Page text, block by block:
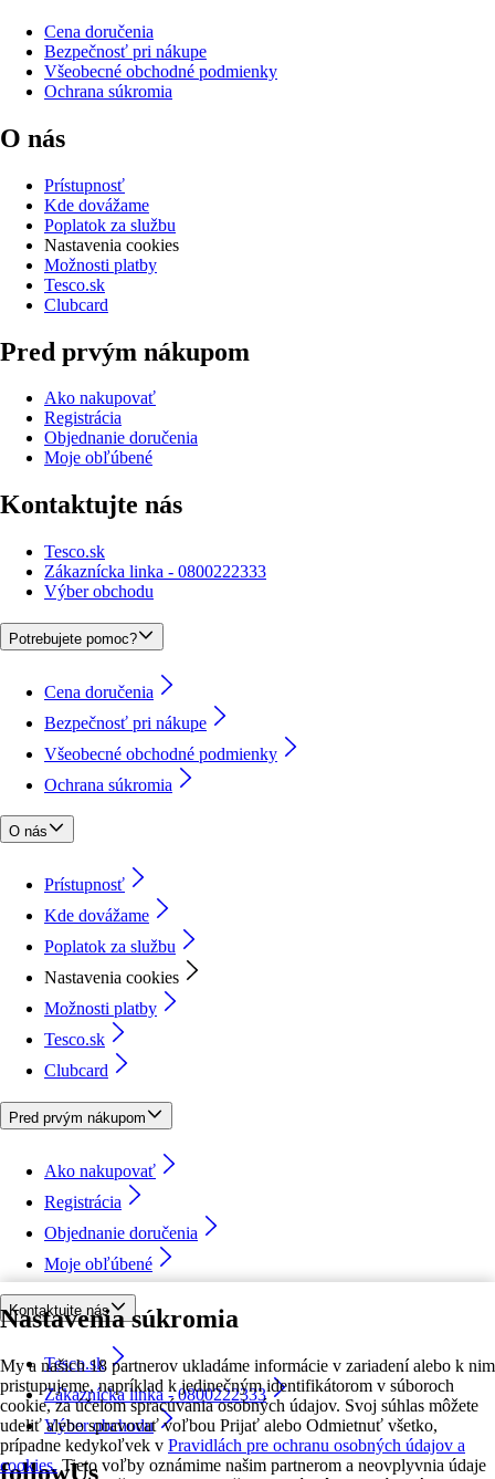
Nastavenia súkromia
My a našich 18 partnerov ukladáme informácie v zariadení alebo k nim
pristupujeme, napríklad k jedinečným identifikátorom v súboroch
cookie, za účelom spracúvania osobných údajov. Svoj súhlas môžete
udeliť alebo spravovať voľbou Prijať alebo Odmietnuť všetko,
prípadne kedykoľvek v Pravidlách pre ochranu osobných údajov a
cookies. Tieto voľby oznámime našim partnerom a neovplyvnia údaje
Cena doručenia
Bezpečnosť pri nákupe
Všeobecné obchodné podmienky
Ochrana súkromia
O nás
Prístupnosť
Kde dovážame
Poplatok za službu
Nastavenia cookies
Možnosti platby
Tesco.sk
Clubcard
Pred prvým nákupom
Ako nakupovať
Registrácia
Objednanie doručenia
Moje obľúbené
Kontaktujte nás
Tesco.sk
Zákaznícka linka - 0800222333
Výber obchodu
Potrebujete pomoc?
Cena doručenia
Bezpečnosť pri nákupe
Všeobecné obchodné podmienky
Ochrana súkromia
O nás
Prístupnosť
Kde dovážame
Poplatok za službu
Nastavenia cookies
Možnosti platby
Tesco.sk
Clubcard
Pred prvým nákupom
Ako nakupovať
Registrácia
Objednanie doručenia
Moje obľúbené
Kontaktujte nás
Tesco.sk
Zákaznícka linka - 0800222333
Výber obchodu
followUs